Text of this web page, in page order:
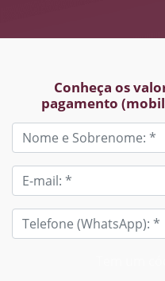
Conheça os
pagamento